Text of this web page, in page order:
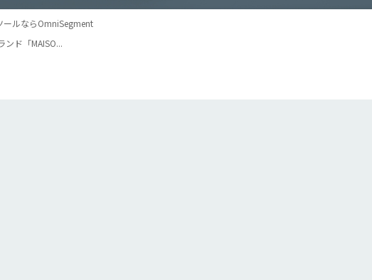
ールならOmniSegment
ド「MAISO...